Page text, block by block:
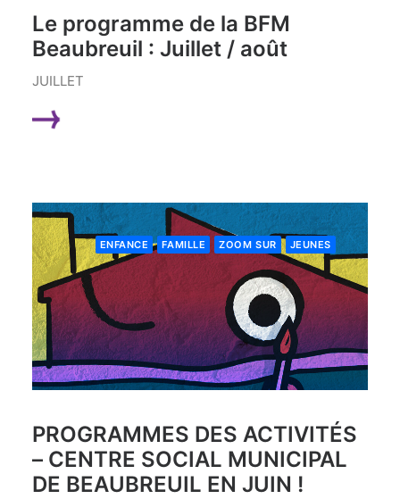
Le programme de la BFM
Beaubreuil : Juillet / août
JUILLET
ENFANCE FAMILLE ZOOM SUR JEUNES
PROGRAMMES DES ACTIVITÉS
– CENTRE SOCIAL MUNICIPAL
DE BEAUBREUIL EN JUIN !